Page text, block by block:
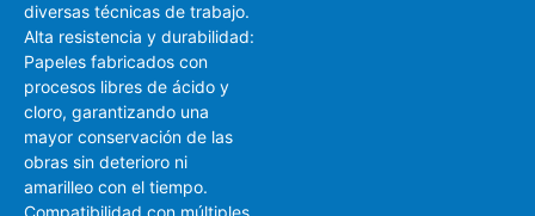
diversas técnicas de trabajo.
Alta resistencia y durabilidad:
Papeles fabricados con
procesos libres de ácido y
cloro, garantizando una
mayor conservación de las
obras sin deterioro ni
amarilleo con el tiempo.